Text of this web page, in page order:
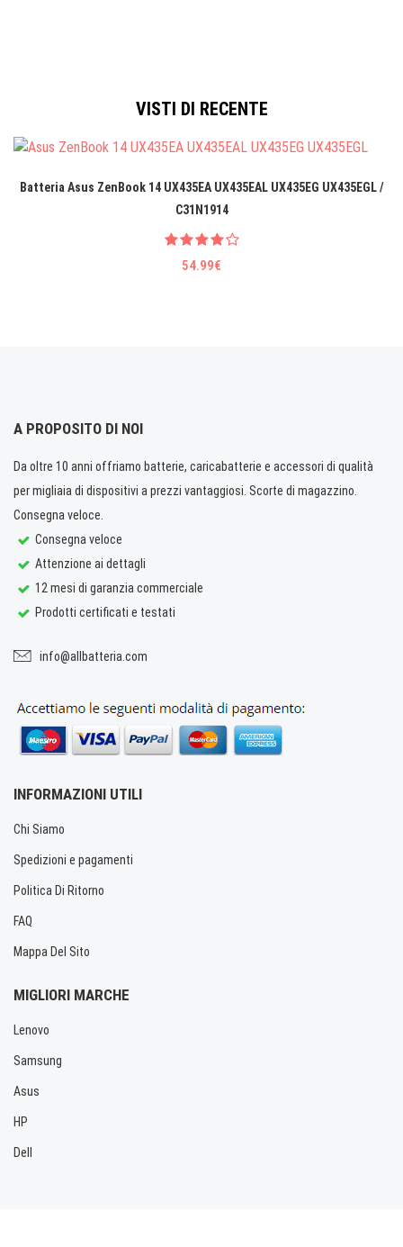
VISTI DI RECENTE
Batteria Asus ZenBook 14 UX435EA UX435EAL UX435EG UX435EGL /
C31N1914
54.99€
A PROPOSITO DI NOI
Da oltre 10 anni offriamo batterie, caricabatterie e accessori di qualità
per migliaia di dispositivi a prezzi vantaggiosi. Scorte di magazzino.
Consegna veloce.
Consegna veloce
Attenzione ai dettagli
12 mesi di garanzia commerciale
Prodotti certificati e testati
info@allbatteria.com
INFORMAZIONI UTILI
Chi Siamo
Spedizioni e pagamenti
Politica Di Ritorno
FAQ
Mappa Del Sito
MIGLIORI MARCHE
Lenovo
Samsung
Asus
HP
Dell